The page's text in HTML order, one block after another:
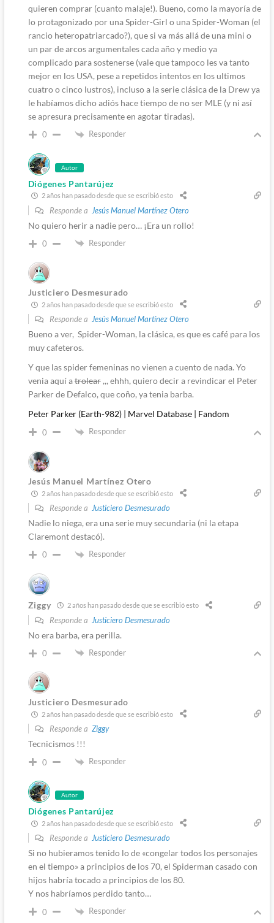
quieren comprar (cuanto malaje!). Bueno, como la mayoría de
lo protagonizado por una Spider-Girl o una Spider-Woman (el
rancio heteropatriarcado?), que si va más allá de una mini o
un par de arcos argumentales cada año y medio ya
complicado para sostenerse (vale que tampoco les va tanto
mejor en los USA, pese a repetidos intentos en los ultimos
cuatro o cinco lustros), incluso a la serie clásica de la Drew ya
le habíamos dicho adiós hace tiempo de no ser MLE (y ni así
se apresura precisamente en agotar tiradas).
0 Responder
Autor
Diógenes Pantarújez
2 años han pasado desde que se escribió esto
Responde a Jesús Manuel Martínez Otero
No quiero herir a nadie pero… ¡Era un rollo!
0 Responder
Justiciero Desmesurado
2 años han pasado desde que se escribió esto
Responde a Jesús Manuel Martínez Otero
Bueno a ver, Spider-Woman, la clásica, es que es café para los
muy cafeteros.
Y que las spider femeninas no vienen a cuento de nada. Yo
venia aquí atrolear,,, ehhh, quiero decir a revindicar el Peter
Parker de Defalco, que coño, ya tenia barba.
Peter Parker (Earth-982) | Marvel Database | Fandom
0 Responder
Jesús Manuel Martínez Otero
2 años han pasado desde que se escribió esto
Responde a Justiciero Desmesurado
Nadie lo niega, era una serie muy secundaria (ni la etapa
Claremont destacó).
0 Responder
Ziggy 2 años han pasado desde que se escribió esto
Responde a Justiciero Desmesurado
No era barba, era perilla.
0 Responder
Justiciero Desmesurado
2 años han pasado desde que se escribió esto
Responde a Ziggy
Tecnicismos !!!
0 Responder
Autor
Diógenes Pantarújez
2 años han pasado desde que se escribió esto
Responde a Justiciero Desmesurado
Si no hubieramos tenido lo de «congelar todos los personajes
en el tiempo» a principios de los 70, el Spiderman casado con
hijos habría tocado a principios de los 80.
Y nos habríamos perdido tanto…
0 Responder